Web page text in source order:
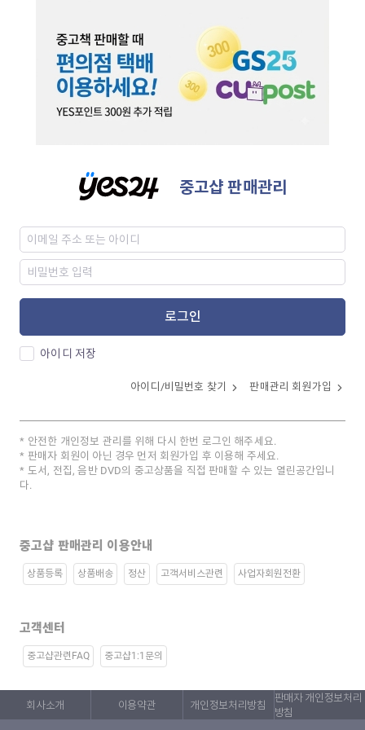
중고샵 판매관리
로그인
아이디 저장
아이디/비밀번호 찾기 판매관리 회원가입
안전한 개인정보 관리를 위해 다시 한번 로그인 해주세요.
판매자 회원이 아닌 경우 먼저 회원가입 후 이용해 주세요.
도서, 전집, 음반 DVD의 중고상품을 직접 판매할 수 있는 열린공간입니
다.
중고샵 판매관리 이용안내
상품등록 상품배송 정산 고객서비스관련 사업자회원전환
고객센터
중고샵관련FAQ 중고샵1:1문의
회사소개 이용약관 개인정보처리방침
판매자 개인정보처리
방침